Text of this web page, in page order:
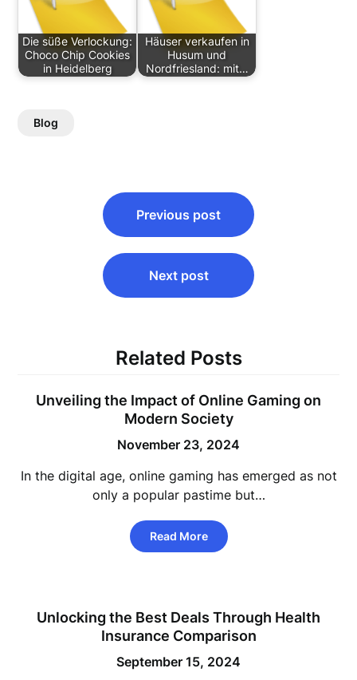
Die süße Verlockung:
Choco Chip Cookies
in Heidelberg
Häuser verkaufen in
Husum und
Nordfriesland: mit…
Blog
navigation
Previous post
Next post
Related Posts
Unveiling the Impact of Online Gaming on
Modern Society
November 23, 2024
In the digital age, online gaming has emerged as not
only a popular pastime but…
Read More
Unlocking the Best Deals Through Health
Insurance Comparison
September 15, 2024